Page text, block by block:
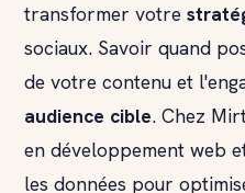
transformer votre
sociaux. Savoir quand
de votre contenu et
audience cible. Chez
en développement web
les données pour